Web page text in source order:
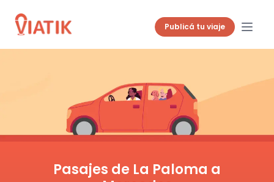
Publicá tu viaje
Pasajes de La Paloma a